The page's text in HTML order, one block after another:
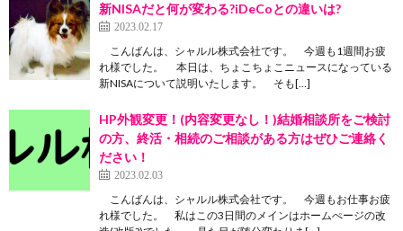
新NISAだと何が変わる?iDeCoとの違いは?
2023.02.17
こんばんは、シャルル株式会社です。 今週も1週間お疲
れ様でした。 本日は、ちょこちょこニュースになっている
新NISAについて説明いたします。 そも[…]
HP外観変更！(内容変更なし！)結婚相談所をご検討
の方、終活・相続のご相談がある方はぜひご連絡く
ださい！
2023.02.03
こんばんは、シャルル株式会社です。 今週もお仕事お疲
れ様でした。 私はこの3日間のメインはホームぺージの改